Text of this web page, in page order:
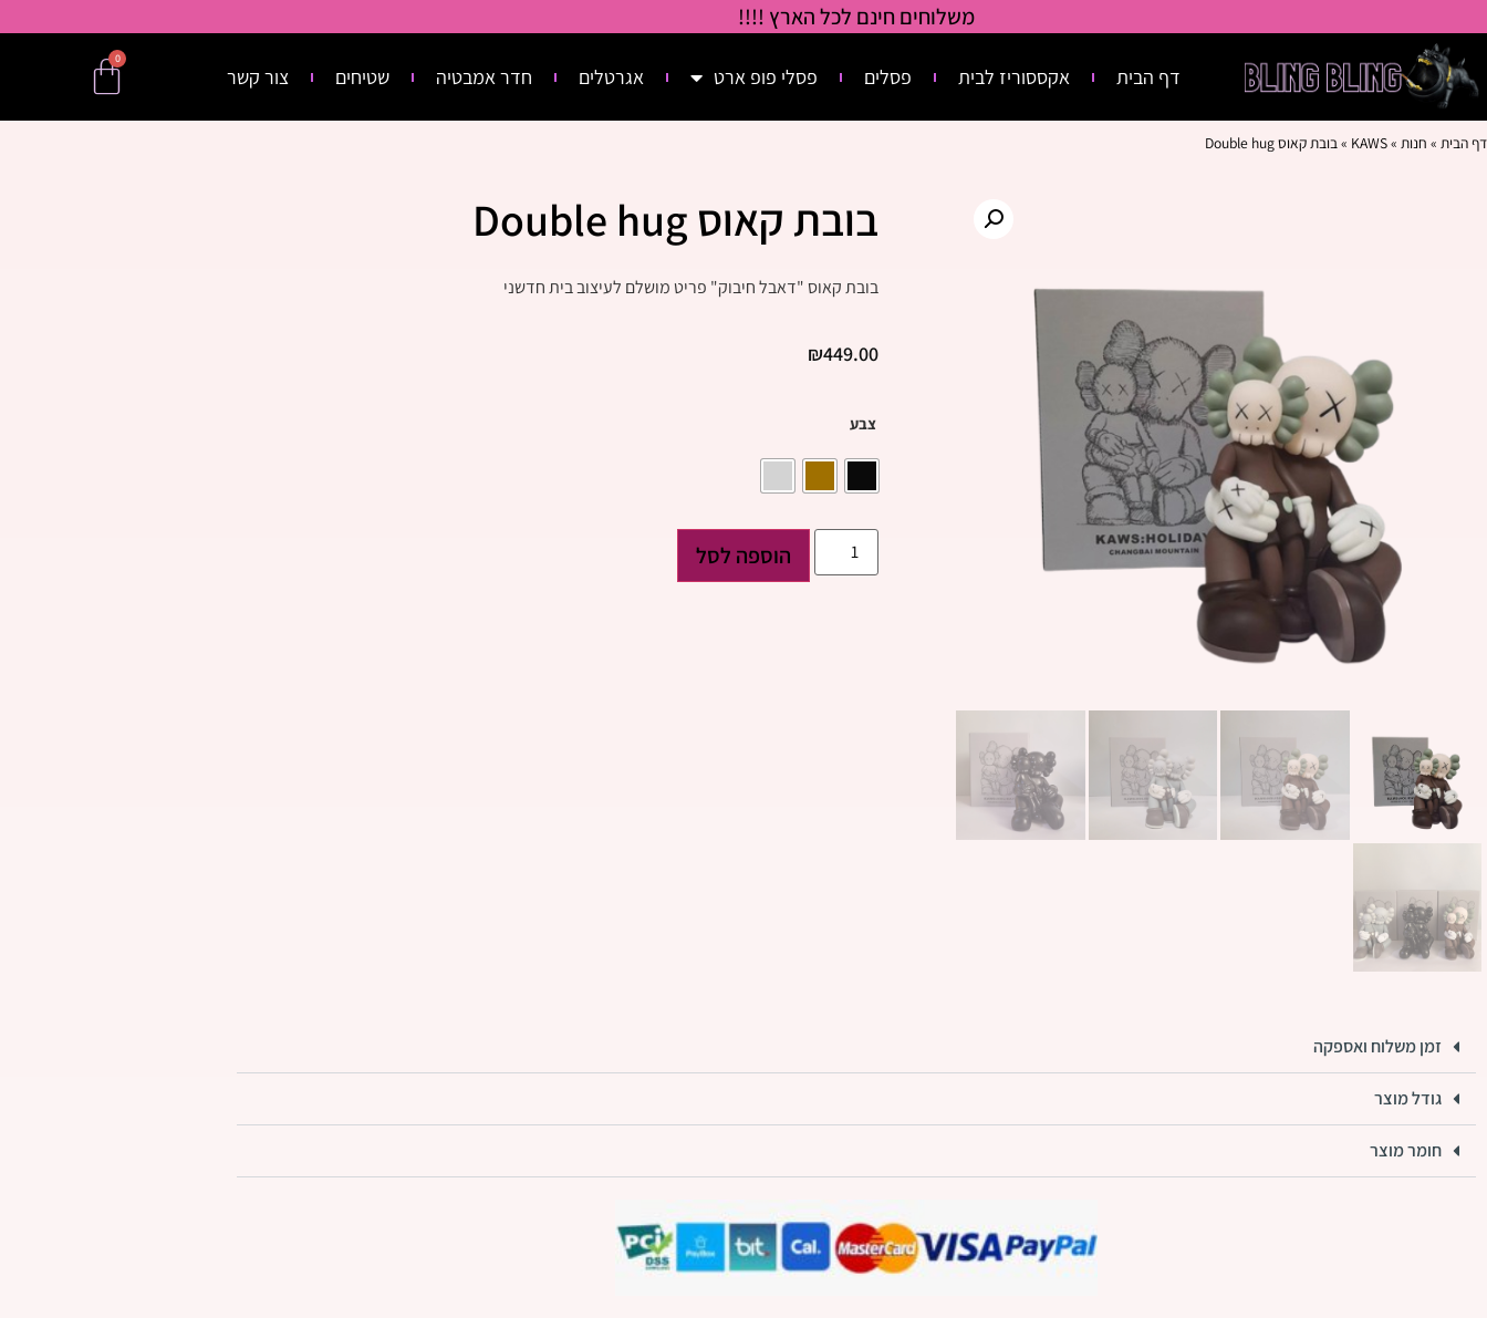
משלוחים חינם לכל הארץ !!!!
דף הבית אקססוריז לבית פסלים פסלי פופ ארט אגרטלים חדר אמבטיה שטיחים צור קשר
0
דף הבית » חנות »
KAWS
»בובת קאוס Double hug
בובת קאוס Double hug
בובת קאוס "דאבל חיבוק" פריט מושלם לעיצוב בית חדשני
₪449.00
צבע
הוספה לסל
זמן משלוח ואספקה
גודל מוצר
חומר מוצר